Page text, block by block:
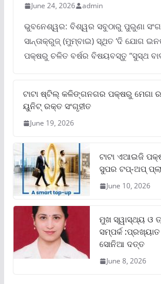
June 24, 2026 admin
ଭୁବନେଶ୍ୱର: ବିଶ୍ୱର ସବୁଠାରୁ ପୁରୁଣା
ସାନ୍ତାକ୍ରୁଜ୍ (ମୁମ୍ବାଇ) ସ୍ଥିତ ‘ଦି ଯୋଗ
ପକ୍ଷରୁ ଚଳିତ ବର୍ଷର ବିଷୟବସ୍ତୁ “ସୁସ୍ଥ
ଟାଟା ଷ୍ଟିଲ୍‌ କଳିଙ୍ଗନଗର ପକ୍ଷରୁ ମେଗା
ୟୁନିଟ୍‌ ରକ୍ତ ସଂଗୃହୀତ
June 19, 2026
ଟାଟା ଏଆଇଜି
ସୁପର ଟପ୍‌-ଅପ୍
June 10, 2026
ମୁଖ ସ୍ୱାସ୍ଥ୍ୟ ଓ
ସମ୍ପର୍କ :ପ୍ରଖ୍ୟାତ
ସୋନିଆ ଦତ୍ତ
June 8, 2026